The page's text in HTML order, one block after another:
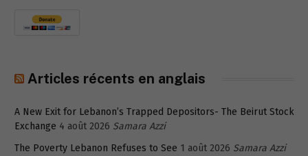
Articles récents en anglais
A New Exit for Lebanon’s Trapped Depositors- The Beirut Stock
Exchange 4 août 2026 Samara Azzi
The Poverty Lebanon Refuses to See 1 août 2026 Samara Azzi